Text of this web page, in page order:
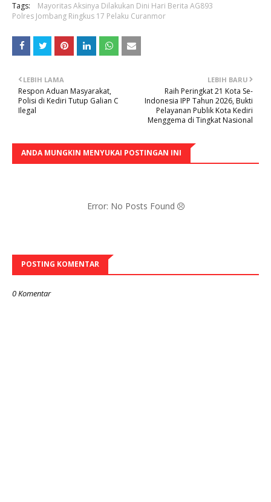
Tags:
Mayoritas Aksinya Dilakukan Dini Hari Berita AG893
Polres Jombang Ringkus 17 Pelaku Curanmor
LEBIH BARU
Raih Peringkat 21 Kota Se-
Indonesia IPP Tahun 2026, Bukti
Pelayanan Publik Kota Kediri
Menggema di Tingkat Nasional
LEBIH LAMA
Respon Aduan Masyarakat,
Polisi di Kediri Tutup Galian C
Ilegal
ANDA MUNGKIN MENYUKAI POSTINGAN INI
Error: No Posts Found
POSTING KOMENTAR
0 Komentar